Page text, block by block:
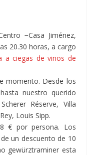
−Casa Jiménez,
20.30 horas, a cargo
a ciegas de vinos de
momento. Desde los
nuestro querido
Réserve, Villa
Louis Sipp.
€ por persona. Los
un descuento de 10
gewürztraminer esta